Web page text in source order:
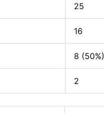
25
16
8 (50%)
2